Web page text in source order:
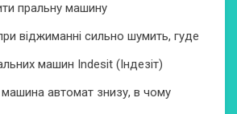
пральну машину
віджиманні сильно шумить, гуде
машин Indesit (Індезіт)
машина автомат знизу, в чому